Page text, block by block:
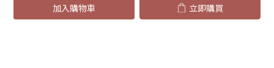
加入購物車 立即購買